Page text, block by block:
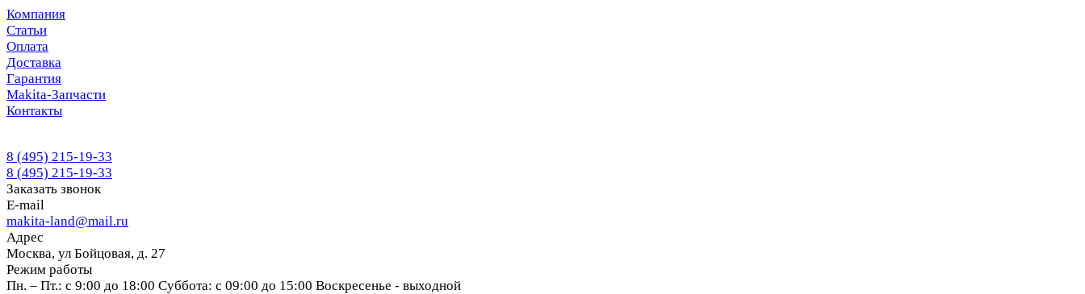
Компания
Статьи
Оплата
Доставка
Гарантия
Makita-Запчасти
Контакты
8 (495) 215-19-33
8 (495) 215-19-33
Заказать звонок
E-mail
makita-land@mail.ru
Адрес
Москва, ул Бойцовая, д. 27
Режим работы
Пн. – Пт.: с 9:00 до 18:00 Суббота: с 09:00 до 15:00 Воскресенье - выходной